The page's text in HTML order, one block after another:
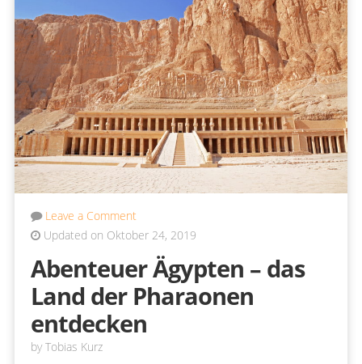
Leave a Comment
Updated on Oktober 24, 2019
Abenteuer Ägypten – das
Land der Pharaonen
entdecken
byTobias Kurz